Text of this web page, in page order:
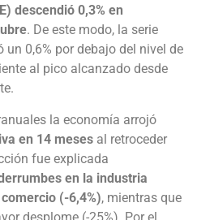
descendió 0,3% en
. De este modo, la serie
0,6% por debajo del nivel de
al pico alcanzado desde
la economía arrojó
en 14 meses al retroceder
fue explicada
en la industria
(-6,4%), mientras que